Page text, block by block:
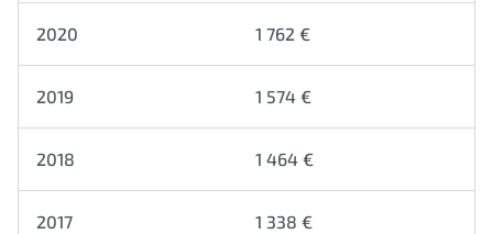
2020 1 762 €
2019 1 574 €
2018 1 464 €
2017 1 338 €